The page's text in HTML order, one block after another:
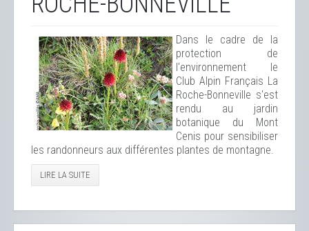
Dans le cadre de la
protection de
l'environnement le
Club Alpin Français La
Roche-Bonneville s'est
rendu au jardin
botanique du Mont
Cenis pour sensibiliser
les randonneurs aux différentes plantes de montagne.
LIRE LA SUITE